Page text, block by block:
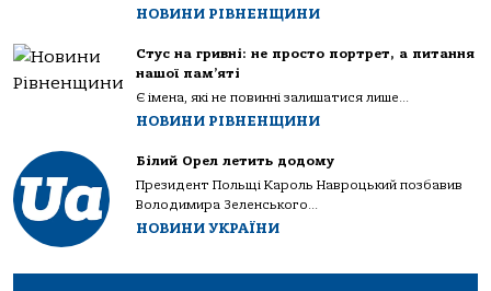
НОВИНИ РІВНЕНЩИНИ
Стус на гривні: не просто портрет, а питання
нашої пам’яті
Є імена, які не повинні залишатися лише...
НОВИНИ РІВНЕНЩИНИ
Білий Орел летить додому
Президент Польщі Кароль Навроцький позбавив
Володимира Зеленського...
НОВИНИ УКРАЇНИ